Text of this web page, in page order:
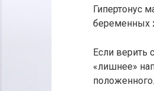
Гипертонус
беременных
Если верить
«лишнее»